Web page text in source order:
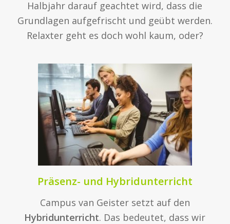
Halbjahr darauf geachtet wird, dass die
Grundlagen aufgefrischt und geübt werden.
Relaxter geht es doch wohl kaum, oder?
Präsenz- und Hybridunterricht
Campus van Geister setzt auf den
Hybridunterricht. Das bedeutet, dass wir